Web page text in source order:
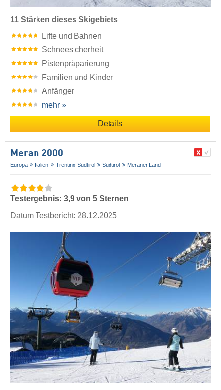
11 Stärken dieses Skigebiets
Lifte und Bahnen
Schneesicherheit
Pistenpräparierung
Familien und Kinder
Anfänger
mehr »
Details
Meran 2000
Europa Italien Trentino-Südtirol Südtirol Meraner Land
Testergebnis: 3,9 von 5 Sternen
Datum Testbericht: 28.12.2025